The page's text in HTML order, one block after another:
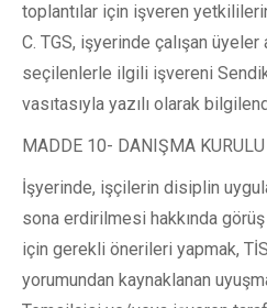
toplantılar için işveren
C. TGS, işyerinde çalışan üyeler
seçilenlerle ilgili işvereni
vasıtasıyla yazılı olarak
MADDE 10- DANIŞMA KURULU
İşyerinde, işçilerin disiplin
sona erdirilmesi hakkında
için gerekli önerileri yapmak,
yorumundan kaynaklanan